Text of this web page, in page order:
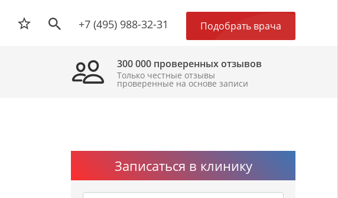
+7 (495) 988-32-31 Подобрать врача
300 000 проверенных отзывов
Только честные отзывы
проверенные на основе записи
Записаться в клинику